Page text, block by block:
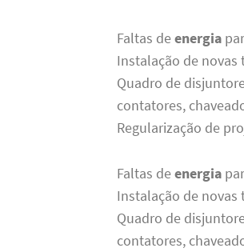
Faltas deenergia
Instalação de
Quadro de
contatores,
Regularização de
Faltas deenergia
Instalação de
Quadro de
contatores,